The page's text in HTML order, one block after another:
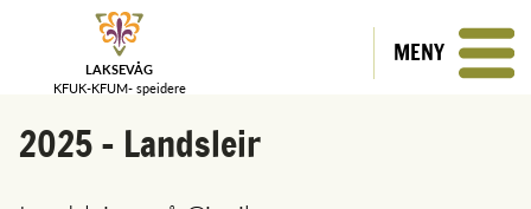
LAKSEVÅG
KFUK-KFUM- speidere
MENY
2025 - Landsleir